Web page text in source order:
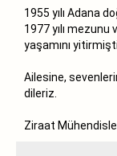
1955 yılı Adana
1977 yılı
yaşamını
Ailesine,
dileriz.
Ziraat